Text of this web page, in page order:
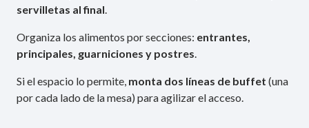
servilletas al final.
Organiza los alimentos por secciones: entrantes,
principales, guarniciones y postres.
Si el espacio lo permite, monta dos líneas de buffet (una
por cada lado de la mesa) para agilizar el acceso.